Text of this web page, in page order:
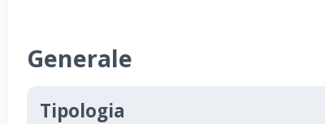
Generale
Tipologia